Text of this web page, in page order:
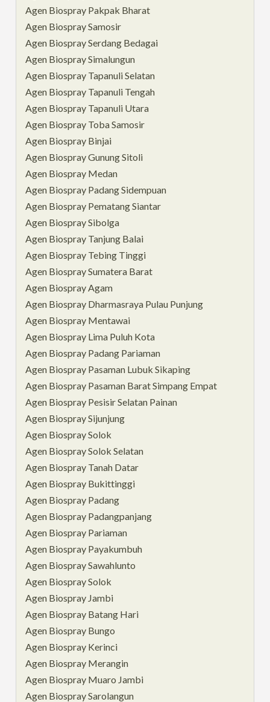
Agen Biospray Pakpak Bharat
Agen Biospray Samosir
Agen Biospray Serdang Bedagai
Agen Biospray Simalungun
Agen Biospray Tapanuli Selatan
Agen Biospray Tapanuli Tengah
Agen Biospray Tapanuli Utara
Agen Biospray Toba Samosir
Agen Biospray Binjai
Agen Biospray Gunung Sitoli
Agen Biospray Medan
Agen Biospray Padang Sidempuan
Agen Biospray Pematang Siantar
Agen Biospray Sibolga
Agen Biospray Tanjung Balai
Agen Biospray Tebing Tinggi
Agen Biospray Sumatera Barat
Agen Biospray Agam
Agen Biospray Dharmasraya Pulau Punjung
Agen Biospray Mentawai
Agen Biospray Lima Puluh Kota
Agen Biospray Padang Pariaman
Agen Biospray Pasaman Lubuk Sikaping
Agen Biospray Pasaman Barat Simpang Empat
Agen Biospray Pesisir Selatan Painan
Agen Biospray Sijunjung
Agen Biospray Solok
Agen Biospray Solok Selatan
Agen Biospray Tanah Datar
Agen Biospray Bukittinggi
Agen Biospray Padang
Agen Biospray Padangpanjang
Agen Biospray Pariaman
Agen Biospray Payakumbuh
Agen Biospray Sawahlunto
Agen Biospray Solok
Agen Biospray Jambi
Agen Biospray Batang Hari
Agen Biospray Bungo
Agen Biospray Kerinci
Agen Biospray Merangin
Agen Biospray Muaro Jambi
Agen Biospray Sarolangun